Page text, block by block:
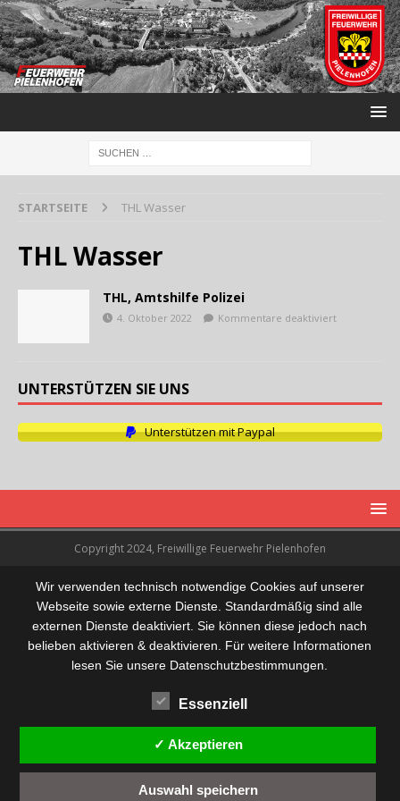
STARTSEITE THL Wasser
THL Wasser
THL, Amtshilfe Polizei
4. Oktober 2022 Kommentare deaktiviert
UNTERSTÜTZEN SIE UNS
Unterstützen mit Paypal
Copyright 2024, Freiwillige Feuerwehr Pielenhofen
Wir verwenden technisch notwendige Cookies auf unserer
Webseite sowie externe Dienste. Standardmäßig sind alle
externen Dienste deaktiviert. Sie können diese jedoch nach
belieben aktivieren & deaktivieren. Für weitere Informationen
lesen Sie unsere Datenschutzbestimmungen.
Essenziell
✓ Akzeptieren
Auswahl speichern